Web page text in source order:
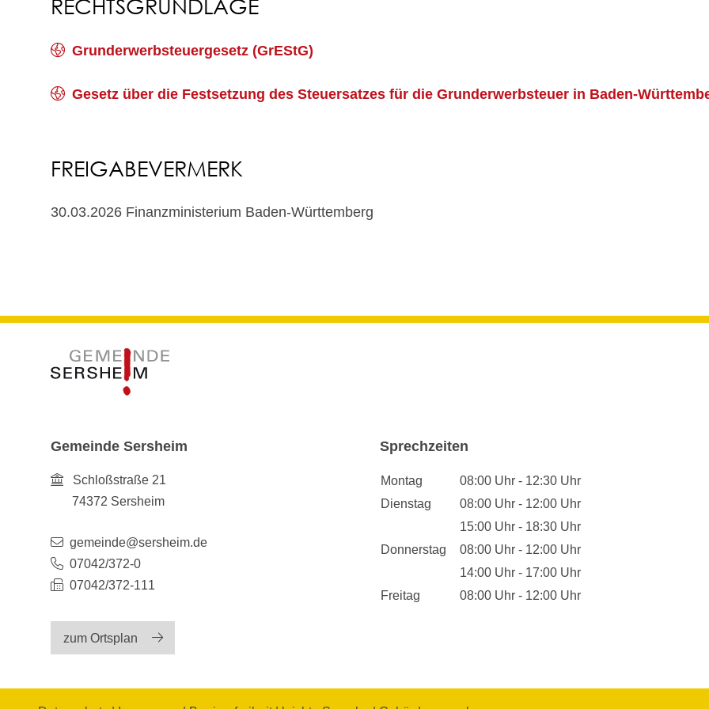
Grunderwerbsteuergesetz (GrEStG)
Gesetz über die Festsetzung des Steuersatzes für die Grunderwerbsteuer in Baden-
FREIGABEVERMERK
30.03.2026 Finanzministerium Baden-Württemberg
Gemeinde Sersheim
Schloßstraße 21
74372 Sersheim
gemeinde@sersheim.de
07042/372-0
07042/372-111
zum Ortsplan
Sprechzeiten
Montag
08:00 Uhr - 12:30 Uhr
Dienstag
08:00 Uhr - 12:00 Uhr
15:00 Uhr - 18:30 Uhr
Donnerstag
08:00 Uhr - 12:00 Uhr
14:00 Uhr - 17:00 Uhr
Freitag
08:00 Uhr - 12:00 Uhr